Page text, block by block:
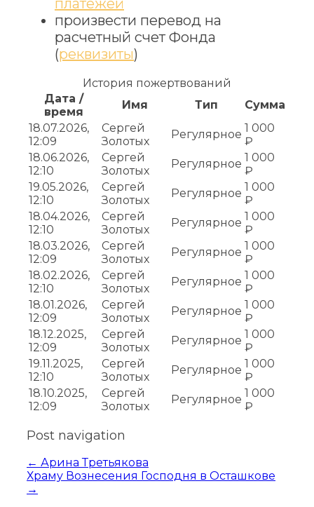
платежей
произвести перевод на
расчетный счет Фонда
(реквизиты)
История пожертвований
Дата /
время
Имя Тип
Сумма
18.07.2026,
12:09
Сергей
Золотых
Регулярное 1 000
₽
18.06.2026,
12:10
Сергей
Золотых
Регулярное 1 000
₽
19.05.2026,
12:10
Сергей
Золотых
Регулярное 1 000
₽
18.04.2026,
12:10
Сергей
Золотых
Регулярное 1 000
₽
18.03.2026,
12:09
Сергей
Золотых
Регулярное 1 000
₽
18.02.2026,
12:10
Сергей
Золотых
Регулярное 1 000
₽
18.01.2026,
12:09
Сергей
Золотых
Регулярное 1 000
₽
18.12.2025,
12:09
Сергей
Золотых
Регулярное 1 000
₽
19.11.2025,
12:10
Сергей
Золотых
Регулярное 1 000
₽
18.10.2025,
12:09
Сергей
Золотых
Регулярное 1 000
₽
Post navigation
← Арина Третьякова
Храму Вознесения Господня в Осташкове
→